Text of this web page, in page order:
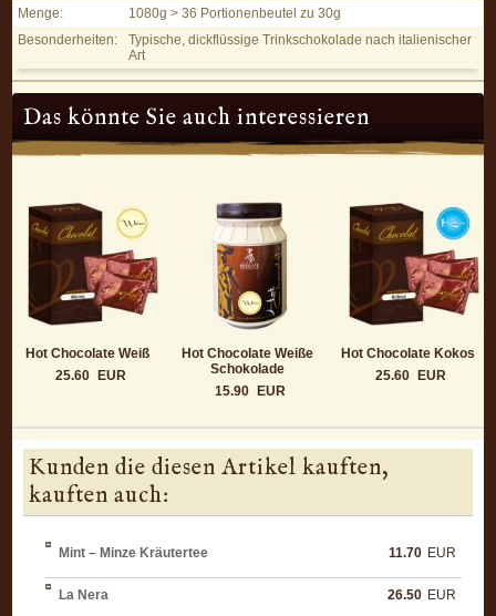
Hot Chocolate Vollmilch - Eigenschaften
Menge:
1080g > 36 Portionenbeutel zu 30g
Besonderheiten:
Typische, dickflüssige Trinkschokolade nach italienischer
Art
Das könnte Sie auch interessieren
Hot Chocolate Weiß
25.60
EUR
Hot Chocolate Weiße
Schokolade
15.90
EUR
Hot Chocolate Kokos
25.60
EUR
Kunden die diesen Artikel kauften,
kauften auch:
Mint – Minze Kräutertee 11.70 EUR
La Nera 26.50 EUR